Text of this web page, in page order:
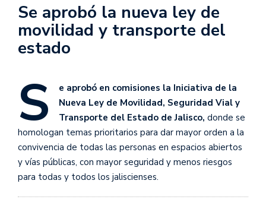
Se aprobó la nueva ley de
movilidad y transporte del
estado
S
e aprobó en comisiones la Iniciativa de la
Nueva Ley de Movilidad, Seguridad Vial y
Transporte del Estado de Jalisco, donde se
homologan temas prioritarios para dar mayor orden a la
convivencia de todas las personas en espacios abiertos
y vías públicas, con mayor seguridad y menos riesgos
para todas y todos los jaliscienses.